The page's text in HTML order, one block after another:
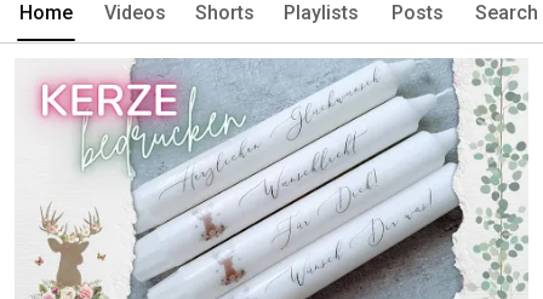
Home Videos Shorts Playlists Posts Search